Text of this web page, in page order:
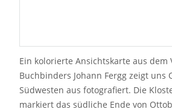
Ein kolorierte Ansichtskarte aus dem
Buchbinders Johann Fergg zeigt uns
Südwesten aus fotografiert. Die
markiert das südliche Ende von